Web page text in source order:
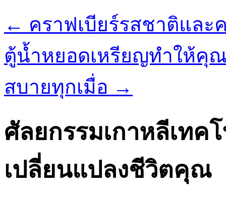
← คราฟเบียร์รสชาติแล
ตู้น้ำหยอดเหรียญทำให้คุ
สบายทุกเมื่อ →
ศัลยกรรมเกาหลีเทค
เปลี่ยนแปลงชีวิตคุณ